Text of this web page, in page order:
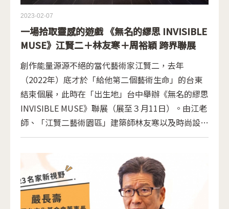
2023-02-07
一場拾取靈感的遊戲 《無名的繆思 INVISIBLE
MUSE》江賢二＋林友寒＋周裕穎 跨界聯展
創作能量源源不絕的當代藝術家江賢二，去年
（2022年）底才於「給他第二個藝術生命」的台東
結束個展，此時在「出生地」台中舉辦《無名的繆思
INVISIBLE MUSE》聯展（展至３月11日）。由江老
師、「江賢二藝術園區」建築師林友寒以及時尚設計
師周裕穎三位創作者共創，拾取了未知的、瑕疵的、
畸零而古怪的物件，成為各自藝術的「繆思」。